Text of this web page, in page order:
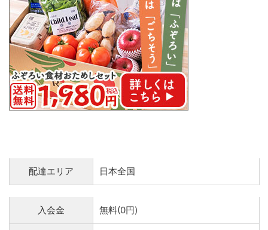
配達エリア 日本全国
入会金 無料(0円)